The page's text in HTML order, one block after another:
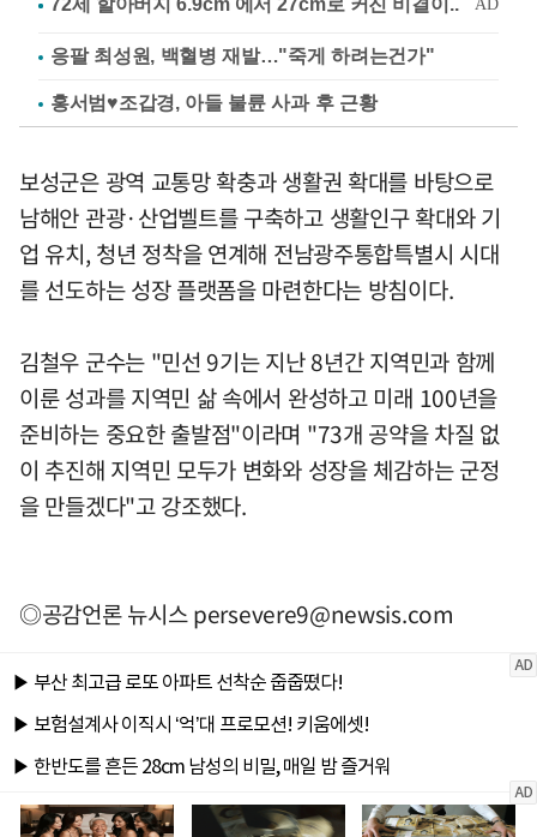
응팔 최성원, 백혈병 재발…"죽게 하려는건가"
홍서범♥조갑경, 아들 불륜 사과 후 근황
보성군은 광역 교통망 확충과 생활권 확대를 바탕으로
남해안 관광·산업벨트를 구축하고 생활인구 확대와 기
업 유치, 청년 정착을 연계해 전남광주통합특별시 시대
를 선도하는 성장 플랫폼을 마련한다는 방침이다.
김철우 군수는 "민선 9기는 지난 8년간 지역민과 함께
이룬 성과를 지역민 삶 속에서 완성하고 미래 100년을
준비하는 중요한 출발점"이라며 "73개 공약을 차질 없
이 추진해 지역민 모두가 변화와 성장을 체감하는 군정
을 만들겠다"고 강조했다.
◎공감언론 뉴시스persevere9@newsis.com